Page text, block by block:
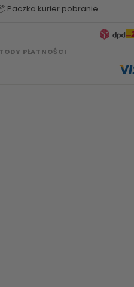
Paczka kurier pobranie
PŁATNOŚCI